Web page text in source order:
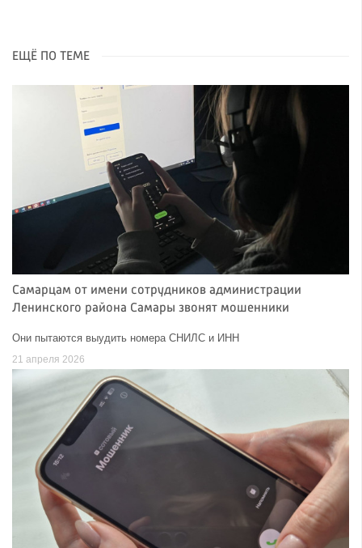
ЕЩЁ ПО ТЕМЕ
Самарцам от имени сотрудников администрации
Ленинского района Самары звонят мошенники
Они пытаются выудить номера СНИЛС и ИНН
21 апреля 2026